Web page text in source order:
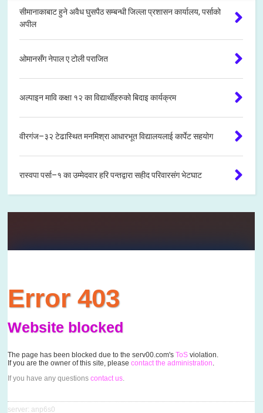
सीमानाकाबाट हुने अवैध घुसपैठ सम्बन्धी जिल्ला प्रशासन कार्यालय, पर्साको
अपील
ओमानसँग नेपाल ए टोली पराजित
अल्पाइन मावि कक्षा १२ का विद्यार्थीहरुको बिदाइ कार्यक्रम
वीरगंज–३२ टेढास्थित मनमिश्रा आधारभूत विद्यालयलाई कार्पेट सहयोग
रास्वपा पर्सा–१ का उम्मेदवार हरि पन्तद्वारा सहीद परिवारसंग भेटघाट